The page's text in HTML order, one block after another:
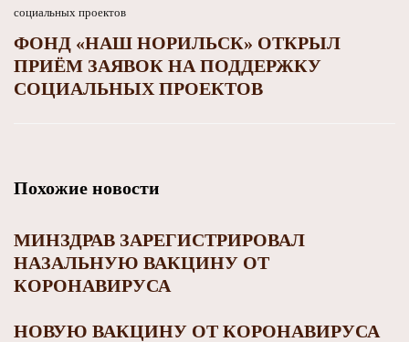
ФОНД «НАШ НОРИЛЬСК» ОТКРЫЛ
ПРИЁМ ЗАЯВОК НА ПОДДЕРЖКУ
СОЦИАЛЬНЫХ ПРОЕКТОВ
Похожие новости
МИНЗДРАВ ЗАРЕГИСТРИРОВАЛ
НАЗАЛЬНУЮ ВАКЦИНУ ОТ
КОРОНАВИРУСА
НОВУЮ ВАКЦИНУ ОТ КОРОНАВИРУСА